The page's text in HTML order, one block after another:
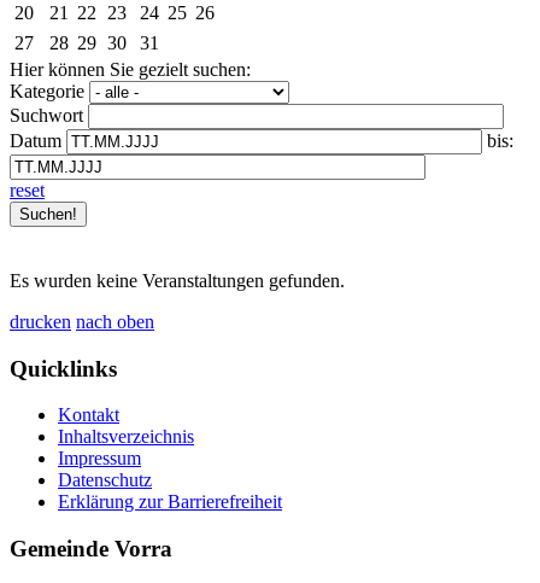
20
21 22 23 24 25 26
27
28 29 30
31
Hier können Sie gezielt suchen:
Kategorie
Suchwort
Datum
bis:
reset
Es wurden keine Veranstaltungen gefunden.
drucken nach oben
Quicklinks
Kontakt
Inhaltsverzeichnis
Impressum
Datenschutz
Erklärung zur Barrierefreiheit
Gemeinde Vorra